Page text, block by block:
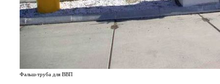
Фальш-труба для ВВП